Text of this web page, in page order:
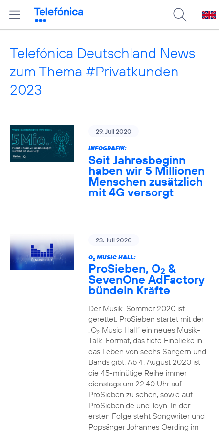
Telefónica Deutschland News
zum Thema #Privatkunden
2023
29. Juli 2020
INFOGRAFIK:
Seit Jahresbeginn
haben wir 5 Millionen
Menschen zusätzlich
mit 4G versorgt
23. Juli 2020
O2MUSIC HALL:
ProSieben, O2 &
SevenOne AdFactory
bündeln Kräfte
Der Musik-Sommer 2020 ist
gerettet. ProSieben startet mit der
„O2Music Hall“ ein neues Musik-
Talk-Format, das tiefe Einblicke in
das Leben von sechs Sängern und
Bands gibt. Ab 4. August 2020 ist
die 45-minütige Reihe immer
dienstags um 22.40 Uhr auf
ProSieben zu sehen, sowie auf
ProSieben.de und Joyn. In der
ersten Folge steht Songwriter und
Popsänger Johannes Oerding im